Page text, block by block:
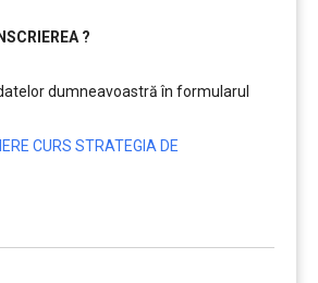
?
dumneavoastră în formularul
CURS STRATEGIA DE